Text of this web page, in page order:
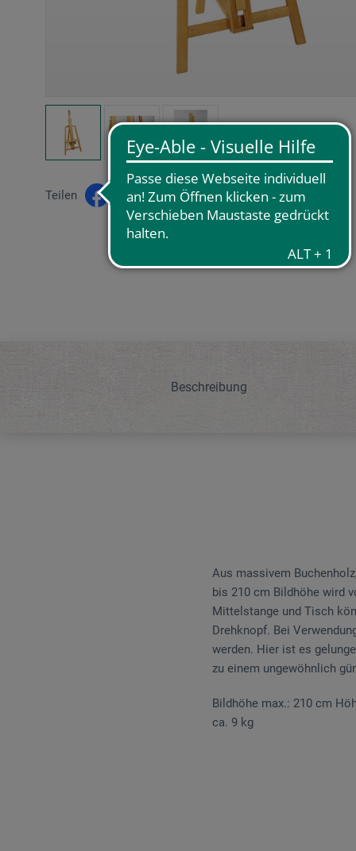
Teilen
Beschreibung
Aus massivem
bis 210 cm Bildhöhe wird
Mittelstange und Tisch
Drehknopf. Bei
werden. Hier ist es
zu einem ungewöhnlich
Bildhöhe max.: 210 cm
ca. 9 kg